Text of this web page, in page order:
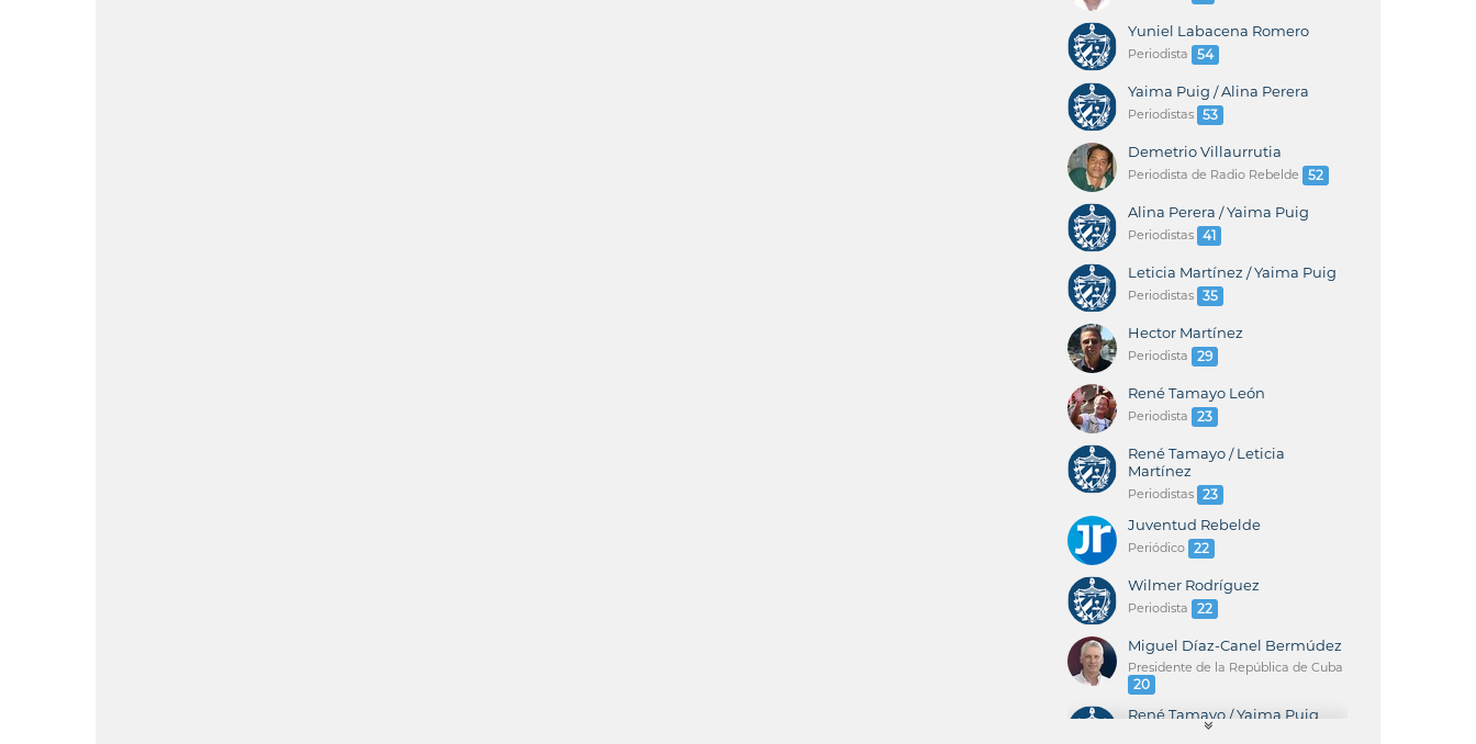
Yuniel Labacena Romero
Periodista 54
Yaima Puig / Alina Perera
Periodistas 53
Demetrio Villaurrutia
Periodista de Radio Rebelde 52
Alina Perera / Yaima Puig
Periodistas 41
Leticia Martínez / Yaima Puig
Periodistas 35
Hector Martínez
Periodista 29
René Tamayo León
Periodista 23
René Tamayo / Leticia
Martínez
Periodistas 23
Juventud Rebelde
Periódico 22
Wilmer Rodríguez
Periodista 22
Miguel Díaz-Canel Bermúdez
Presidente de la República de Cuba
20
René Tamayo / Yaima Puig